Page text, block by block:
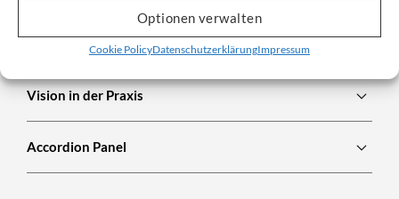
Optionen verwalten
Cookie PolicyDatenschutzerklärungImpressum
verbunden. Das erwirtschaftete Kapital aus der
Dienstleistung konnte direkt in den Handel investiert
Vision in der Praxis
Accordion Panel